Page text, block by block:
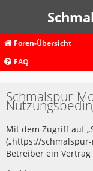
Foren-Übersicht
FAQ
Schmalspur-
Mit dem Zugriff auf
(„https://
Betreiber ein